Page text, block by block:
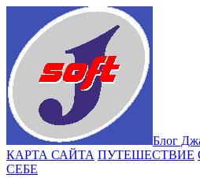
Блог
КАРТА САЙТА ПУТЕШЕСТВИЕ
СЕБЕ